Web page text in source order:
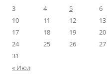
3
4 5 6
10
11 12 13
17
18 19 20
24
25 26 27
31
« Июл